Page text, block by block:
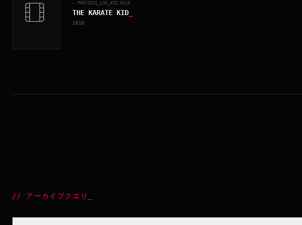
← PREVIOUS_LOG_#ID. 6618
THE KARATE KID
2010
// アーカイブクエリ